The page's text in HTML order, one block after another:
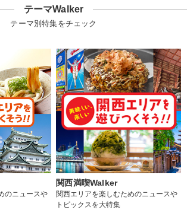
テーマWalker
テーマ別特集をチェック
のニュースや
関西満喫Walker
関西エリアを楽しむためのニュースや
トピックスを大特集